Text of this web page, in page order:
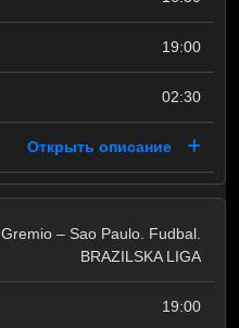
19:00
02:30
Открыть описание
Gremio – Sao Paulo. Fudbal.
BRAZILSKA LIGA
19:00